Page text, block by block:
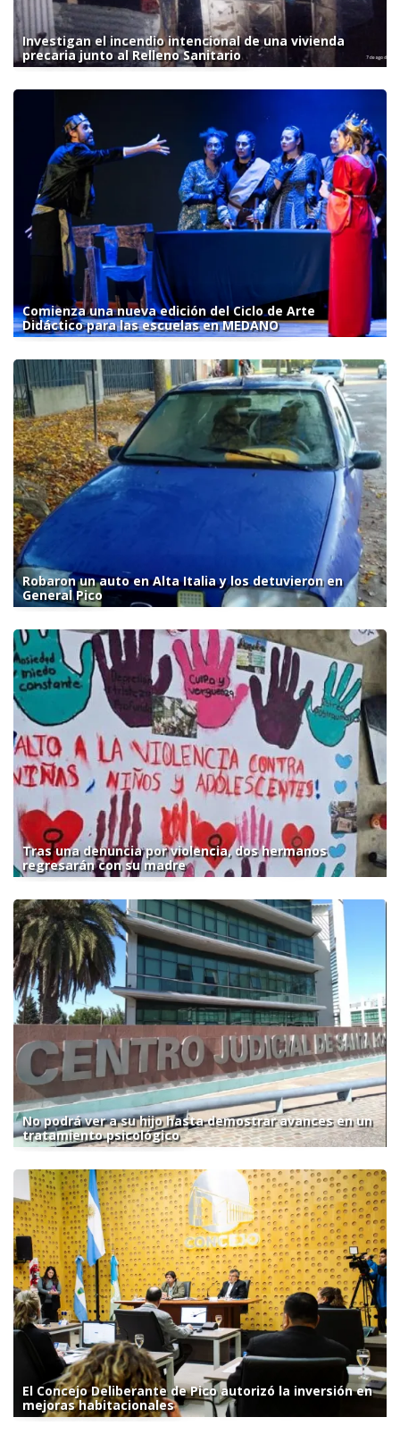
Investigan el incendio intencional de una vivienda
precaria junto al Relleno Sanitario
Comienza una nueva edición del Ciclo de Arte
Didáctico para las escuelas en MEDANO
Robaron un auto en Alta Italia y los detuvieron en
General Pico
Tras una denuncia por violencia, dos hermanos
regresarán con su madre
No podrá ver a su hijo hasta demostrar avances en un
tratamiento psicológico
El Concejo Deliberante de Pico autorizó la inversión en
mejoras habitacionales